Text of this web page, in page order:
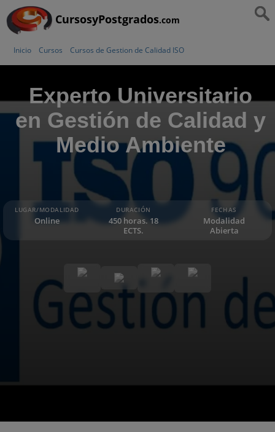
CursosyPostgrados.com
Inicio Cursos Cursos de Gestion de Calidad ISO
Experto Universitario
en Gestión de Calidad y
Medio Ambiente
LUGAR/MODALIDAD
Online
DURACIÓN
450 horas. 18
ECTS.
FECHAS
Modalidad
Abierta